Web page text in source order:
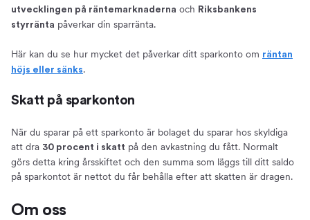
utvecklingen på räntemarknaderna och Riksbankens
styrränta påverkar din sparränta.
Här kan du se hur mycket det påverkar ditt sparkonto om räntan
höjs eller sänks.
Skatt på sparkonton
När du sparar på ett sparkonto är bolaget du sparar hos skyldiga
att dra 30 procent i skatt på den avkastning du fått. Normalt
görs detta kring årsskiftet och den summa som läggs till ditt saldo
på sparkontot är nettot du får behålla efter att skatten är dragen.
Om oss